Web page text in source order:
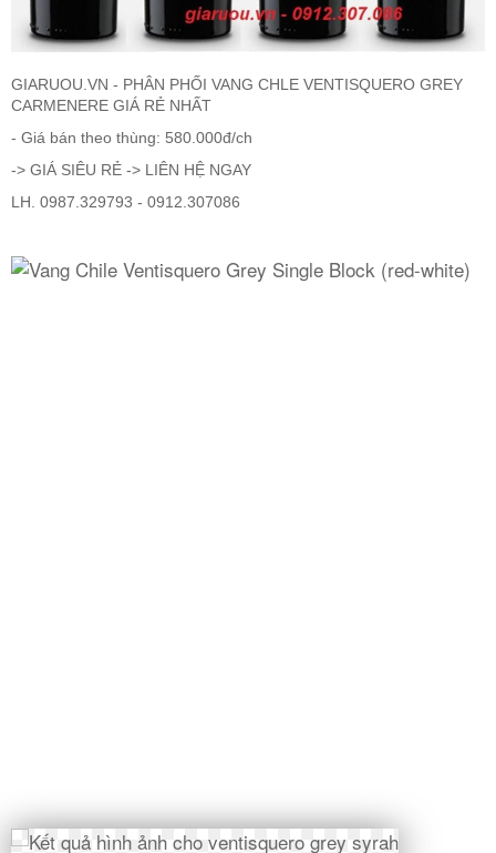
RƯỢU WHISKY
RƯỢU XO BRANDY
RƯỢU VODKA
GIARUOU.VN - PHÂN PHỐI VANG CHLE VENTISQUERO GREY
CARMENERE GIÁ RẺ NHẤT
- Giá bán theo thùng: 580.000đ/ch
-> GIÁ SIÊU RẺ -> LIÊN HỆ NGAY
LH. 0987.329793 - 0912.307086